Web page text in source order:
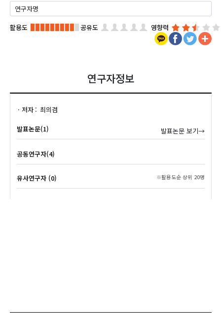
활용도 공유도 영향력
연구자정보
저자 최의겸
발표논문(1) 발표논문 보기→
공동연구자(4)
유사연구자 (0) ※활용도순 상위 20명